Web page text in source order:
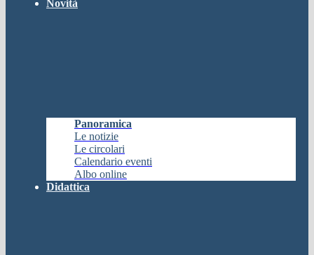
Novità
Panoramica
Le notizie
Le circolari
Calendario eventi
Albo online
Didattica